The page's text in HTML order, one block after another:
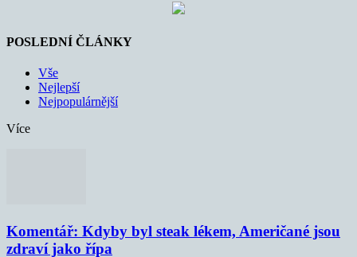
POSLEDNÍ ČLÁNKY
Vše
Nejlepší
Nejpopulárnější
Více
Komentář: Kdyby byl steak lékem, Američané jsou
zdraví jako řípa